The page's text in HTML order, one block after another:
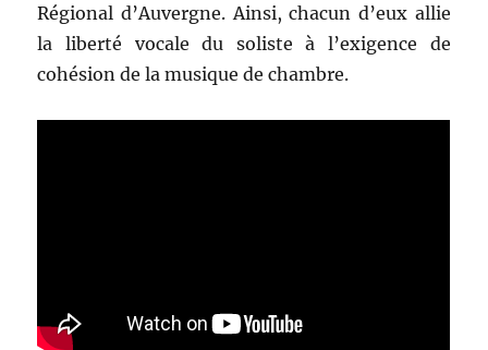
Régional d’Auvergne. Ainsi, chacun d’eux allie
la liberté vocale du soliste à l’exigence de
cohésion de la musique de chambre.